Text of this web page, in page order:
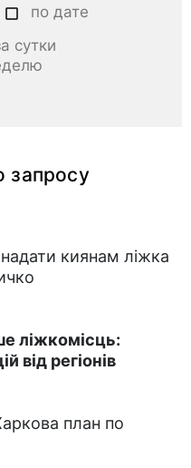
по дате
сутки
запросу
киянам ліжка
ліжкомісць:
від регіонів
план по